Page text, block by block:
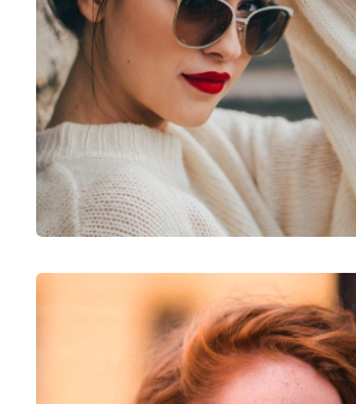
Largeur:
Longueur des branches:
Largeur du pont:
Poids:
Plaquettes de nez ajustables:
Charnière à ressort:
Accessoires
Étui:
Tissu de nettoyage: